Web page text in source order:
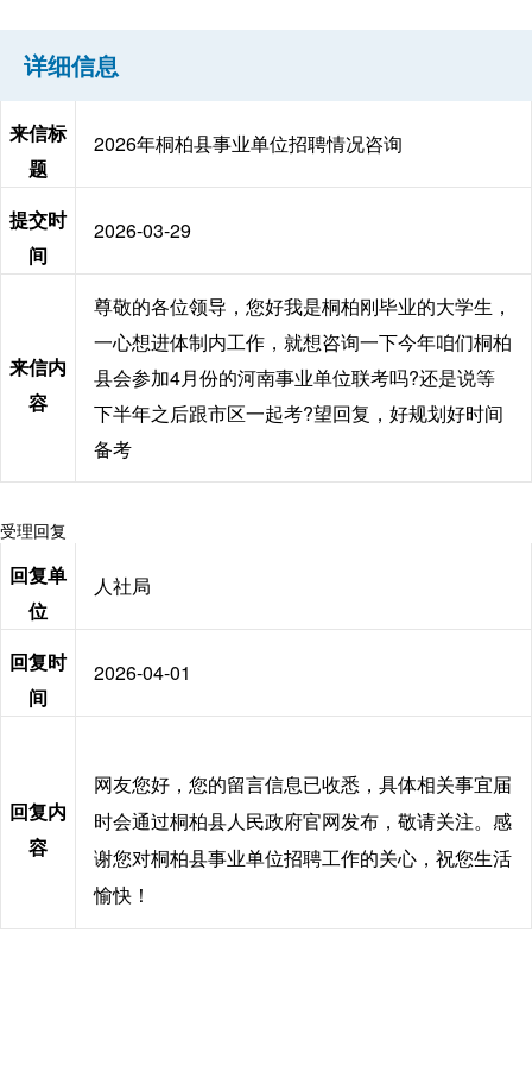
详细信息
来信标
题
2026年桐柏县事业单位招聘情况咨询
提交时
间
2026-03-29
来信内
容
尊敬的各位领导，您好我是桐柏刚毕业的大学生，
一心想进体制内工作，就想咨询一下今年咱们桐柏
县会参加4月份的河南事业单位联考吗?还是说等
下半年之后跟市区一起考?望回复，好规划好时间
备考
受理回复
回复单
位
人社局
回复时
间
2026-04-01
回复内
容
网友您好，您的留言信息已收悉，具体相关事宜届
时会通过桐柏县人民政府官网发布，敬请关注。感
谢您对桐柏县事业单位招聘工作的关心，祝您生活
愉快！